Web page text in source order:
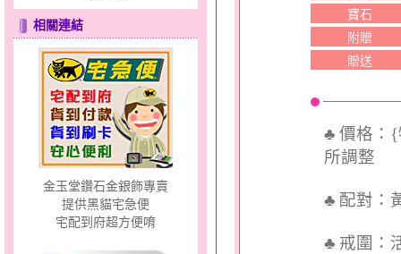
只愛你～女黃金戒指
相關連結
金玉堂鑽石金銀飾專賣
提供黑貓宅急便
宅配到府超方便唷
寶石
附贈
贈送
♣ 價格：{
所調整
♣ 配對：
♣ 戒圍：